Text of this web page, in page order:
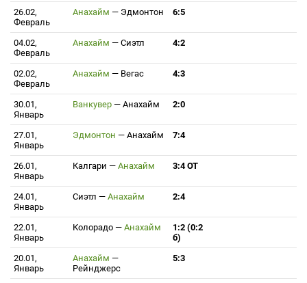
26.02,
Февраль
Анахайм — Эдмонтон 6:5
04.02,
Февраль
Анахайм — Сиэтл 4:2
02.02,
Февраль
Анахайм — Вегас 4:3
30.01,
Январь
Ванкувер — Анахайм 2:0
27.01,
Январь
Эдмонтон — Анахайм 7:4
26.01,
Январь
Калгари — Анахайм 3:4 ОТ
24.01,
Январь
Сиэтл — Анахайм 2:4
22.01,
Январь
Колорадо — Анахайм
1:2 (0:2
б)
20.01,
Январь
Анахайм —
Рейнджерс
5:3